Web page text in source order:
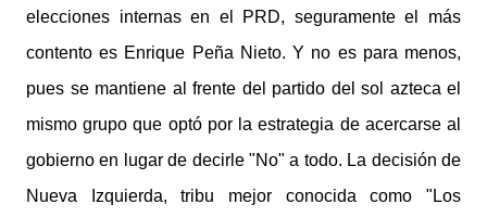
elecciones internas en el PRD, seguramente el más
contento es Enrique Peña Nieto. Y no es para menos,
pues se mantiene al frente del partido del sol azteca el
mismo grupo que optó por la estrategia de acercarse al
gobierno en lugar de decirle "No" a todo. La decisión de
Nueva Izquierda, tribu mejor conocida como "Los